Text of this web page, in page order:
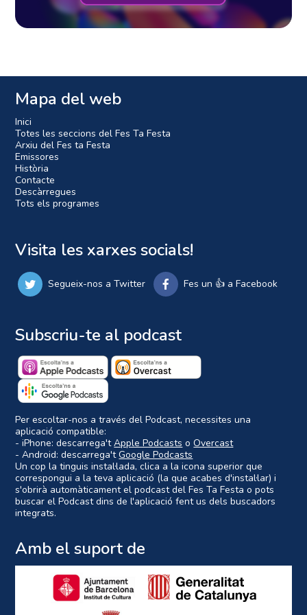
Mapa del web
Inici
Totes les seccions del Fes Ta Festa
Arxiu del Fes ta Festa
Emissores
Història
Contacte
Descàrregues
Tots els programes
Visita les xarxes socials!
Segueix-nos a Twitter Fes un 👍 a Facebook
Subscriu-te al podcast
Per escoltar-nos a través del Podcast, necessites una
aplicació compatible:
- iPhone: descarrega'tApple Podcasts oOvercast
- Android: descarrega'tGoogle Podcasts
Un cop la tinguis instal·lada, clica a la icona superior que
correspongui a la teva aplicació (la que acabes d'instal·lar) i
s'obrirà automàticament el podcast del Fes Ta Festa o pots
buscar el Podcast dins de l'aplicació fent us dels buscadors
integrats.
Amb el suport de